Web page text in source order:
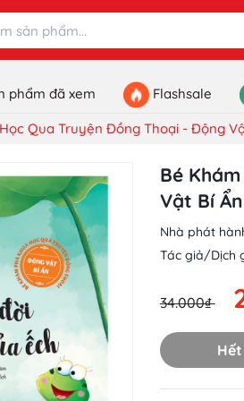
phẩm đã xem Flashsale
Qua Truyện Đồng Thoại - Động
Bé
Vật Bí
Nhà phát
Tác giả/Dịch
34.000₫